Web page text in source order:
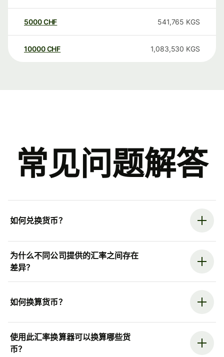
5000CHF 541,765 KGS
10000 CHF 1,083,530 KGS
常见问题解答
如何兑换货币？
为什么不同公司提供的汇率之间存在
差异？
如何换算货币？
使用此汇率换算器可以换算哪些货
币？